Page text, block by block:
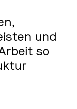
und
so